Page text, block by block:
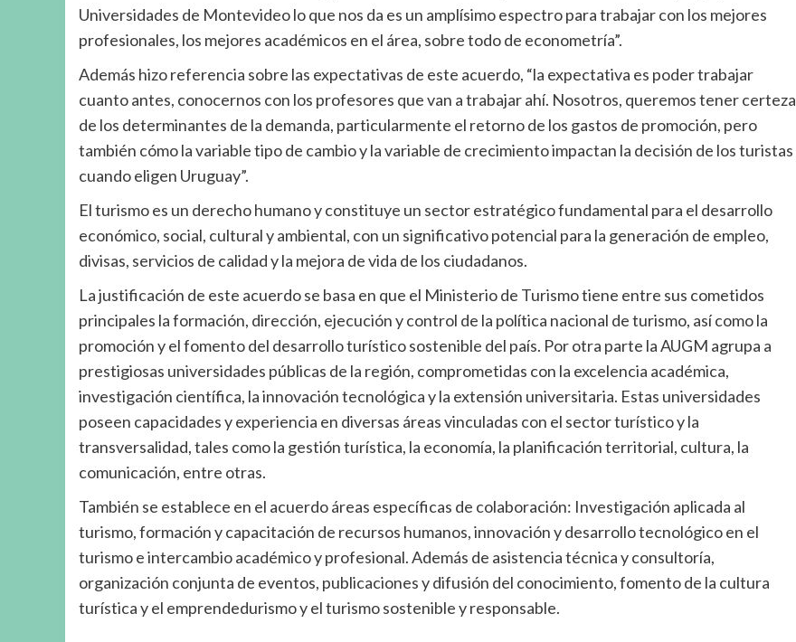
Universidades de Montevideo lo que nos da es un amplísimo espectro para trabajar con los mejores
profesionales, los mejores académicos en el área, sobre todo de econometría”.
Además hizo referencia sobre las expectativas de este acuerdo, “la expectativa es poder trabajar
cuanto antes, conocernos con los profesores que van a trabajar ahí. Nosotros, queremos tener certeza
de los determinantes de la demanda, particularmente el retorno de los gastos de promoción, pero
también cómo la variable tipo de cambio y la variable de crecimiento impactan la decisión de los turistas
cuando eligen Uruguay”.
El turismo es un derecho humano y constituye un sector estratégico fundamental para el desarrollo
económico, social, cultural y ambiental, con un significativo potencial para la generación de empleo,
divisas, servicios de calidad y la mejora de vida de los ciudadanos.
La justificación de este acuerdo se basa en que el Ministerio de Turismo tiene entre sus cometidos
principales la formación, dirección, ejecución y control de la política nacional de turismo, así como la
promoción y el fomento del desarrollo turístico sostenible del país. Por otra parte la AUGM agrupa a
prestigiosas universidades públicas de la región, comprometidas con la excelencia académica,
investigación científica, la innovación tecnológica y la extensión universitaria. Estas universidades
poseen capacidades y experiencia en diversas áreas vinculadas con el sector turístico y la
transversalidad, tales como la gestión turística, la economía, la planificación territorial, cultura, la
comunicación, entre otras.
También se establece en el acuerdo áreas específicas de colaboración: Investigación aplicada al
turismo, formación y capacitación de recursos humanos, innovación y desarrollo tecnológico en el
turismo e intercambio académico y profesional. Además de asistencia técnica y consultoría,
organización conjunta de eventos, publicaciones y difusión del conocimiento, fomento de la cultura
turística y el emprendedurismo y el turismo sostenible y responsable.